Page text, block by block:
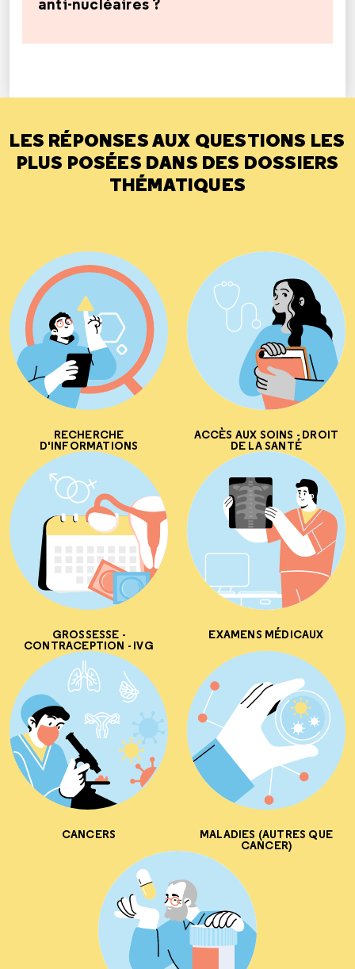
LES RÉPONSES AUX QUESTIONS LES
PLUS POSÉES DANS DES DOSSIERS
THÉMATIQUES
RECHERCHE
D'INFORMATIONS
ACCÈS AUX SOINS - DROIT
DE LA SANTÉ
GROSSESSE -
CONTRACEPTION - IVG
EXAMENS MÉDICAUX
CANCERS MALADIES (AUTRES QUE
CANCER)